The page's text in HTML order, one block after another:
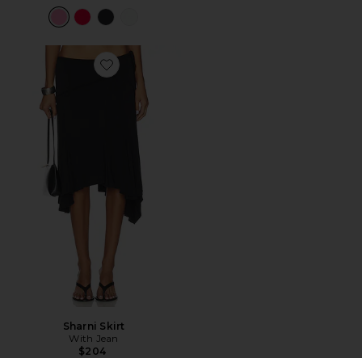
Favorite Sharni Skirt
Sharni Skirt
With Jean
$204